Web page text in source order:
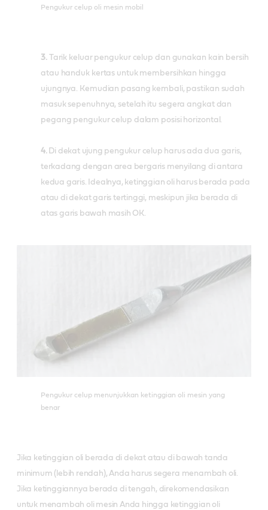
Pengukur celup oli mesin mobil
3.Tarik keluar pengukur celup dan gunakan kain bersih
atau handuk kertas untuk membersihkan hingga
ujungnya. Kemudian pasang kembali, pastikan sudah
masuk sepenuhnya, setelah itu segera angkat dan
pegang pengukur celup dalam posisi horizontal.
4.Di dekat ujung pengukur celup harus ada dua garis,
terkadang dengan area bergaris menyilang di antara
kedua garis. Idealnya, ketinggian oli harus berada pada
atau di dekat garis tertinggi, meskipun jika berada di
atas garis bawah masih OK.
Pengukur celup menunjukkan ketinggian oli mesin yang
benar
Jika ketinggian oli berada di dekat atau di bawah tanda
minimum (lebih rendah), Anda harus segera menambah oli.
Jika ketinggiannya berada di tengah, direkomendasikan
untuk menambah oli mesin Anda hingga ketinggian oli